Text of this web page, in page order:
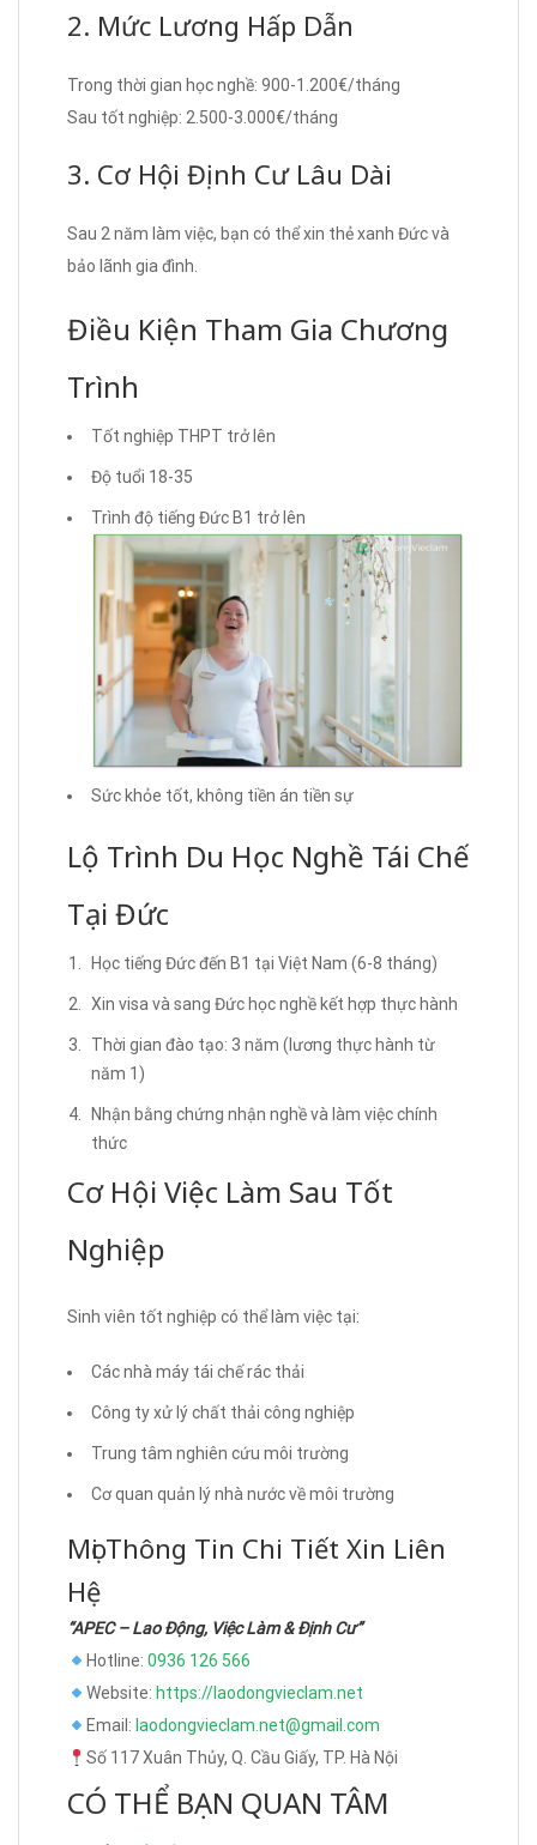
2. Mức Lương Hấp Dẫn
Trong thời gian học nghề: 900-1.200€/tháng
Sau tốt nghiệp: 2.500-3.000€/tháng
3. Cơ Hội Định Cư Lâu Dài
Sau 2 năm làm việc, bạn có thể xin thẻ xanh Đức và
bảo lãnh gia đình.
Điều Kiện Tham Gia Chương
Trình
Tốt nghiệp THPT trở lên
Độ tuổi 18-35
Trình độ tiếng Đức B1 trở lên
Sức khỏe tốt, không tiền án tiền sự
Lộ Trình Du Học Nghề Tái Chế
Tại Đức
Học tiếng Đức đến B1 tại Việt Nam (6-8 tháng)
Xin visa và sang Đức học nghề kết hợp thực hành
Thời gian đào tạo: 3 năm (lương thực hành từ
năm 1)
Nhận bằng chứng nhận nghề và làm việc chính
thức
Cơ Hội Việc Làm Sau Tốt
Nghiệp
Sinh viên tốt nghiệp có thể làm việc tại:
Các nhà máy tái chế rác thải
Công ty xử lý chất thải công nghiệp
Trung tâm nghiên cứu môi trường
Cơ quan quản lý nhà nước về môi trường
Mọi Thông Tin Chi Tiết Xin Liên
Hệ
“APEC – Lao Động, Việc Làm & Định Cư”
Hotline: 0936 126 566
Website: https://laodongvieclam.net
Email: laodongvieclam.net@gmail.com
Số 117 Xuân Thủy, Q. Cầu Giấy, TP. Hà Nội
CÓ THỂ BẠN QUAN TÂM